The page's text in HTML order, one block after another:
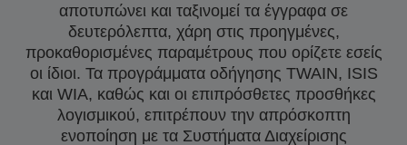
αποτυπώνει και ταξινομεί τα έγγραφα σε
δευτερόλεπτα, χάρη στις προηγμένες,
προκαθορισμένες παραμέτρους που ορίζετε εσείς
οι ίδιοι. Τα προγράμματα οδήγησης TWAIN, ISIS
και WIA, καθώς και οι επιπρόσθετες προσθήκες
λογισμικού, επιτρέπουν την απρόσκοπτη
ενοποίηση με τα Συστήματα Διαχείρισης